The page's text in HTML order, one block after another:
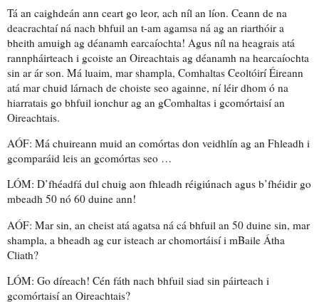
Tá an caighdeán ann ceart go leor, ach níl an líon. Ceann de na
deacrachtaí ná nach bhfuil an t-am agamsa ná ag an riarthóir a
bheith amuigh ag déanamh earcaíochta! Agus níl na heagrais atá
rannpháirteach i gcoiste an Oireachtais ag déanamh na hearcaíochta
sin ar ár son. Má luaim, mar shampla, Comhaltas Ceoltóirí Éireann
atá mar chuid lárnach de choiste seo againne, ní léir dhom ó na
hiarratais go bhfuil ionchur ag an gComhaltas i gcomórtaisí an
Oireachtais.
AÓF: Má chuireann muid an comórtas don veidhlín ag an Fhleadh i
gcomparáid leis an gcomórtas seo …
LÓM: D’fhéadfá dul chuig aon fhleadh réigiúnach agus b’fhéidir go
mbeadh 50 nó 60 duine ann!
AÓF: Mar sin, an cheist atá agatsa ná cá bhfuil an 50 duine sin, mar
shampla, a bheadh ag cur isteach ar chomortáisí i mBaile Átha
Cliath?
LÓM: Go díreach! Cén fáth nach bhfuil siad sin páirteach i
gcomórtaisí an Oireachtais?